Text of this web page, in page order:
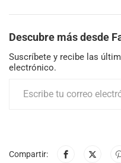
Descubre más desde
Suscríbete y recibe las
electrónico.
Compartir: